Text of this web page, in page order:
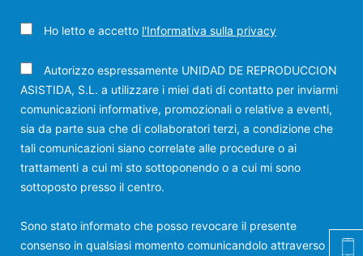
Ho letto e accetto l'Informativa sulla privacy
Autorizzo espressamente UNIDAD DE REPRODUCCION
ASISTIDA, S.L. a utilizzare i miei dati di contatto per inviarmi
comunicazioni informative, promozionali o relative a eventi,
sia da parte sua che di collaboratori terzi, a condizione che
tali comunicazioni siano correlate alle procedure o ai
trattamenti a cui mi sto sottoponendo o a cui mi sono
sottoposto presso il centro.
Sono stato informato che posso revocare il presente
consenso in qualsiasi momento comunicandolo attraverso